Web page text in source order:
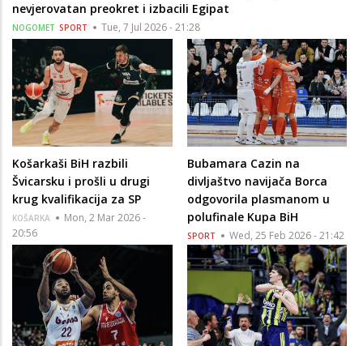
nevjerovatan preokret i izbacili Egipat
NOGOMET SPORT Tue, 7 Jul 2026 - 21:28
Košarkaši BiH razbili
Švicarsku i prošli u drugi
krug kvalifikacija za SP
KOŠARKA
Mon, 2 Mar 2026 -
20:56
Bubamara Cazin na
divljaštvo navijača Borca
odgovorila plasmanom u
polufinale Kupa BiH
SPORT Wed, 25 Feb 2026 - 21:42